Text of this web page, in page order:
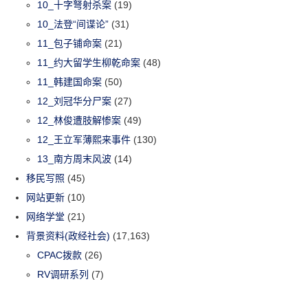
10_十字弩射杀案 (19)
10_法登“间谍论” (31)
11_包子铺命案 (21)
11_约大留学生柳乾命案 (48)
11_韩建国命案 (50)
12_刘冠华分尸案 (27)
12_林俊遭肢解惨案 (49)
12_王立军薄熙来事件 (130)
13_南方周末风波 (14)
移民写照 (45)
网站更新 (10)
网络学堂 (21)
背景资料(政经社会) (17,163)
CPAC拨款 (26)
RV调研系列 (7)